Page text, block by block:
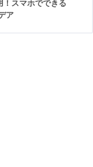
！スマホでできる
ア